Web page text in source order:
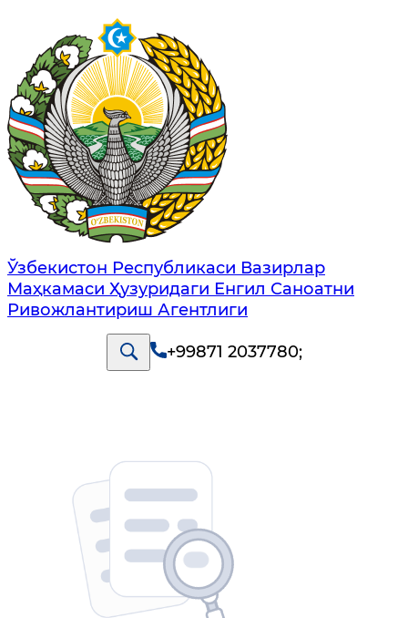
Ўзбекистон Республикаси Вазирлар
Маҳкамаси Ҳузуридаги Енгил Саноатни
Ривожлантириш Агентлиги
+99871 2037780;